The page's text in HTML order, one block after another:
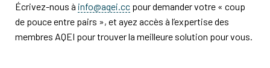
Écrivez-nous à info@aqei.ccpour demander votre « coup
de pouce entre pairs », et ayez accès à l’expertise des
membres AQEI pour trouver la meilleure solution pour vous.